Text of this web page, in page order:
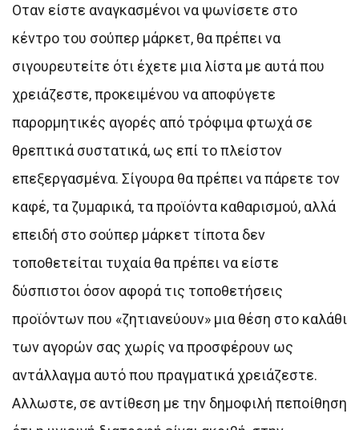
Οταν είστε αναγκασμένοι να ψωνίσετε στο
κέντρο του σούπερ μάρκετ, θα πρέπει να
σιγουρευτείτε ότι έχετε μια λίστα με αυτά που
χρειάζεστε, προκειμένου να αποφύγετε
παρορμητικές αγορές από τρόφιμα φτωχά σε
θρεπτικά συστατικά, ως επί το πλείστον
επεξεργασμένα. Σίγουρα θα πρέπει να πάρετε τον
καφέ, τα ζυμαρικά, τα προϊόντα καθαρισμού, αλλά
επειδή στο σούπερ μάρκετ τίποτα δεν
τοποθετείται τυχαία θα πρέπει να είστε
δύσπιστοι όσον αφορά τις τοποθετήσεις
προϊόντων που «ζητιανεύουν» μια θέση στο καλάθι
των αγορών σας χωρίς να προσφέρουν ως
αντάλλαγμα αυτό που πραγματικά χρειάζεστε.
Αλλωστε, σε αντίθεση με την δημοφιλή πεποίθηση